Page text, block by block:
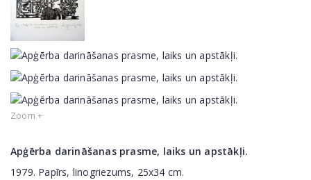
Zoom +
Apģērba darināšanas prasme, laiks un apstākļi.
1979. Papīrs, linogriezums, 25x34 cm.